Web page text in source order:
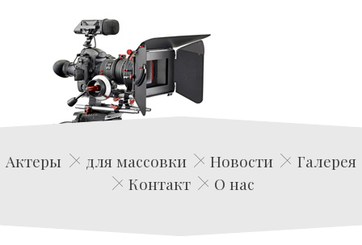
Edwin Film Agencja Aktorska
Актеры для массовки Новости
Галерея
Контакт
О нас